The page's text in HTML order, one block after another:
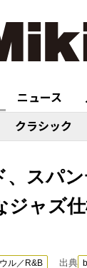
ニュース
クラシック
、スパ
ジャズ
ル／R&B 出典